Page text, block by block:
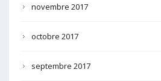
novembre 2017
octobre 2017
septembre 2017